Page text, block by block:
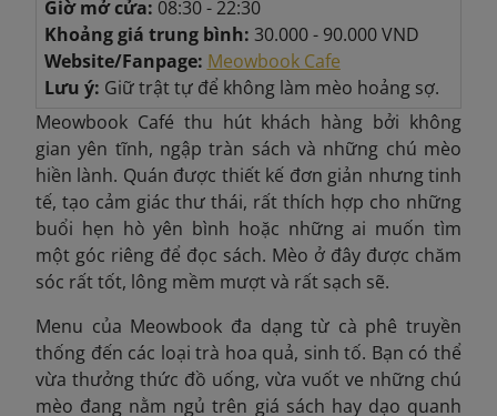
Giờ mở cửa: 08:30 - 22:30
Khoảng giá trung bình: 30.000 - 90.000 VND
Website/Fanpage: Meowbook Cafe
Lưu ý: Giữ trật tự để không làm mèo hoảng sợ.
Meowbook Café thu hút khách hàng bởi không
gian yên tĩnh, ngập tràn sách và những chú mèo
hiền lành. Quán được thiết kế đơn giản nhưng tinh
tế, tạo cảm giác thư thái, rất thích hợp cho những
buổi hẹn hò yên bình hoặc những ai muốn tìm
một góc riêng để đọc sách. Mèo ở đây được chăm
sóc rất tốt, lông mềm mượt và rất sạch sẽ.
Menu của Meowbook đa dạng từ cà phê truyền
thống đến các loại trà hoa quả, sinh tố. Bạn có thể
vừa thưởng thức đồ uống, vừa vuốt ve những chú
mèo đang nằm ngủ trên giá sách hay dạo quanh